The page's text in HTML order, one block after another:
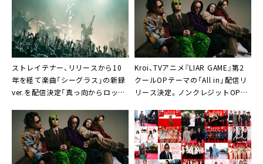
ストレイテナー、リリースから10
年を経て楽曲「シーグラス」の新録
ver.を配信決定「真っ向からロック
Kroi、TVアニメ『LIAR GAME』第2
クールOPテーマの「All in」配信リ
リース決定。ノンクレジットOP映